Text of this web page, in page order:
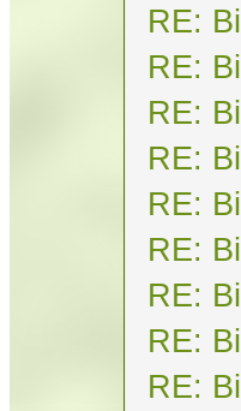
RE:
RE:
RE:
RE:
RE:
RE:
RE:
RE:
RE: